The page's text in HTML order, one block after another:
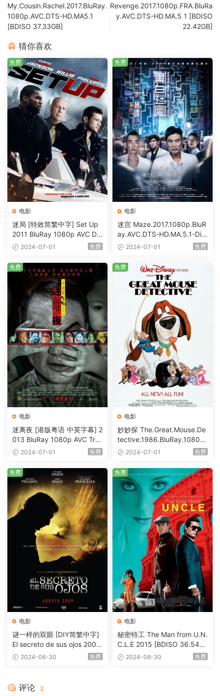
My.Cousin.Rachel.2017.BluRay.
1080p.AVC.DTS-HD.MA5.1
[BDISO 37.33GB]
Revenge.2017.1080p.FRA.BluRa
y.AVC.DTS-HD.MA.5 1 [BDISO
22.42GB]
猜你喜欢
电影
迷局 [特效简繁中字] Set Up
2011 BluRay 1080p AVC DT
S-HD MA5.1-shhaclm@CHD
2024-07-01 免费
免费
电影
迷宫 Maze.2017.1080p.BluR
ay.AVC.DTS-HD.MA.5.1-DiY
@HDHome [BDISO 19.7GB]
2024-07-01 免费
免费
电影
迷离夜 [港版粤语 中英字幕] 2
013 BluRay 1080p AVC Tru
eHD5.1 [BDISO 22.64GB]
2024-07-01 免费
免费
电影
妙妙探 The.Great.Mouse.De
tective.1986.BluRay.1080p.
AVC.DTS-HD.MA.5.1-HDHo
2024-07-01 免费
免费
电影
谜一样的双眼 [DIY简繁中字]
El secreto de sus ojos 2009
1080p Blu-ray AVC DTS-HD
2024-06-30 免费
免费
电影
秘密特工 The Man from U.N.
C.L.E 2015 [BDISO 36.54G
B] 2024-06-30 免费
免费
评论 2